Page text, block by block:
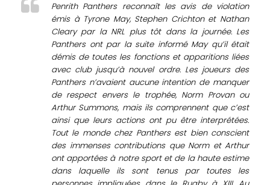
Penrith Panthers reconnaît les avis de violation
émis à Tyrone May, Stephen Crichton et Nathan
Cleary par la NRL plus tôt dans la journée. Les
Panthers ont par la suite informé May qu’il était
démis de toutes les fonctions et apparitions liées
avec club jusqu’à nouvel ordre. Les joueurs des
Panthers n’avaient aucune intention de manquer
de respect envers le trophée, Norm Provan ou
Arthur Summons, mais ils comprennent que c’est
ainsi que leurs actions ont pu être interprétées.
Tout le monde chez Panthers est bien conscient
des immenses contributions que Norm et Arthur
ont apportées à notre sport et de la haute estime
dans laquelle ils sont tenus par toutes les